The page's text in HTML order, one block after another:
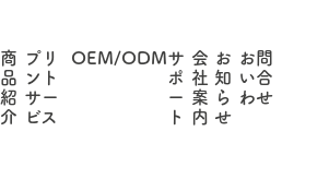
商
品
紹
介
プリ
ント
サー
ビス
OEM/ODMサ
ポ
ー
ト
会
社
案
内
お
知
ら
せ
お問
い合
わせ